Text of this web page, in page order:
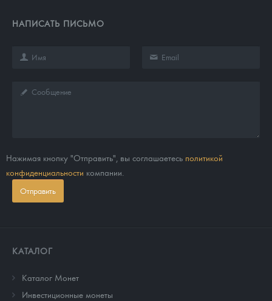
НАПИСАТЬ ПИСЬМО
Нажимая кнопку "Отправить", вы соглашаетесь политикой
конфиденциальности компании.
Отправить
КАТАЛОГ
Каталог Монет
Инвестиционные монеты